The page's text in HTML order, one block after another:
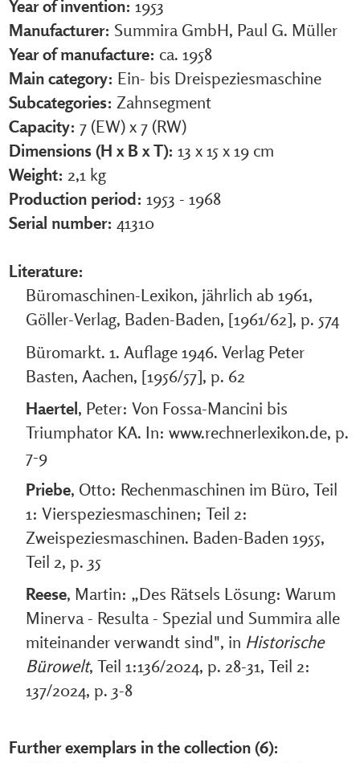
Year of invention: 1953
Manufacturer: Summira GmbH, Paul G. Müller
Year of manufacture: ca. 1958
Main category: Ein- bis Dreispeziesmaschine
Subcategories: Zahnsegment
Capacity: 7 (EW) x 7 (RW)
Dimensions (H x B x T): 13 x 15 x 19 cm
Weight: 2,1 kg
Production period: 1953 - 1968
Serial number: 41310
Literature:
Büromaschinen-Lexikon, jährlich ab 1961,
Göller-Verlag, Baden-Baden, [1961/62], p. 574
Büromarkt. 1. Auflage 1946. Verlag Peter
Basten, Aachen, [1956/57], p. 62
Haertel, Peter: Von Fossa-Mancini bis
Triumphator KA. In: www.rechnerlexikon.de, p.
7-9
Priebe, Otto: Rechenmaschinen im Büro, Teil
1: Vierspeziesmaschinen; Teil 2:
Zweispeziesmaschinen. Baden-Baden 1955,
Teil 2, p. 35
Reese, Martin: „Des Rätsels Lösung: Warum
Minerva - Resulta - Spezial und Summira alle
miteinander verwandt sind", in Historische
Bürowelt, Teil 1:136/2024, p. 28-31, Teil 2:
137/2024, p. 3-8
Further exemplars in the collection (6):